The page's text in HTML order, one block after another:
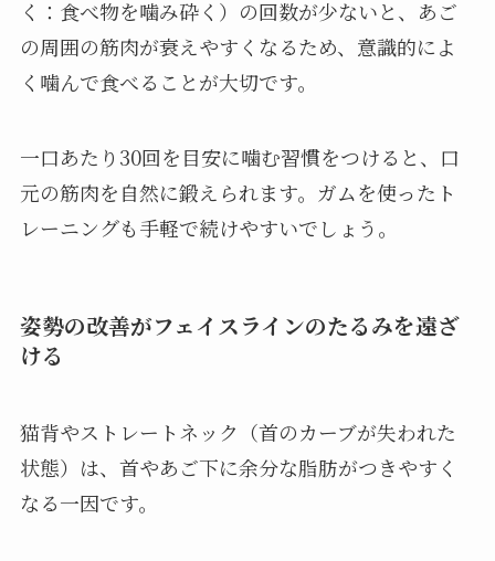
く：食べ物を噛み砕く）の回数が少ないと、あご
の周囲の筋肉が衰えやすくなるため、意識的によ
く噛んで食べることが大切です。
一口あたり30回を目安に噛む習慣をつけると、口
元の筋肉を自然に鍛えられます。ガムを使ったト
レーニングも手軽で続けやすいでしょう。
姿勢の改善がフェイスラインのたるみを遠ざ
ける
猫背やストレートネック（首のカーブが失われた
状態）は、首やあご下に余分な脂肪がつきやすく
なる一因です。